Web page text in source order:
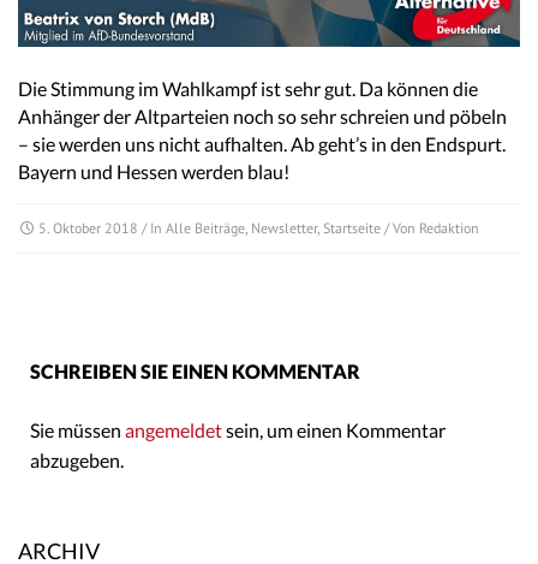
Die Stimmung im Wahlkampf ist sehr gut. Da können die
Anhänger der Altparteien noch so sehr schreien und pöbeln
– sie werden uns nicht aufhalten. Ab geht’s in den Endspurt.
Bayern und Hessen werden blau!
5. Oktober 2018 / In Alle Beiträge, Newsletter, Startseite / Von Redaktion
SCHREIBEN SIE EINEN KOMMENTAR
Sie müssen angemeldetsein, um einen Kommentar
abzugeben.
ARCHIV